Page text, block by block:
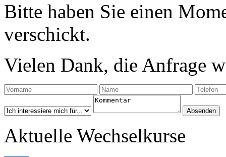
Bitte haben Sie einen
verschickt.
Vielen Dank, die Anfrage
Aktuelle Wechselkurse